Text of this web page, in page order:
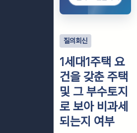
질의회신
1세대1주택 요
건을 갖춘 주택
및 그 부수토지
로 보아 비과세
되는지 여부